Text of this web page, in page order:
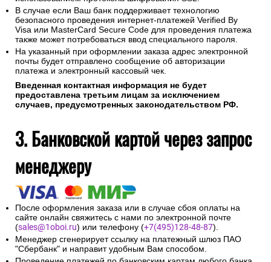
В случае если Ваш банк поддерживает технологию
безопасного проведения интернет-платежей Verified By
Visa или MasterCard Secure Code для проведения платежа
также может потребоваться ввод специального пароля.
На указанный при оформлении заказа адрес электронной
почты будет отправлено сообщение об авторизации
платежа и электронный кассовый чек.
Введенная контактная информация не будет
предоставлена третьим лицам за исключением
случаев, предусмотренных законодательством РФ.
3. Банковской картой через запрос
менеджеру
После оформления заказа или в случае сбоя оплаты на
сайте онлайн свяжитесь с нами по электронной почте
(sales@1oboi.ru) или телефону (+7(495)128-48-87).
Менеджер сгенерирует ссылку на платежный шлюз ПАО
"Сбербанк" и направит удобным Вам способом.